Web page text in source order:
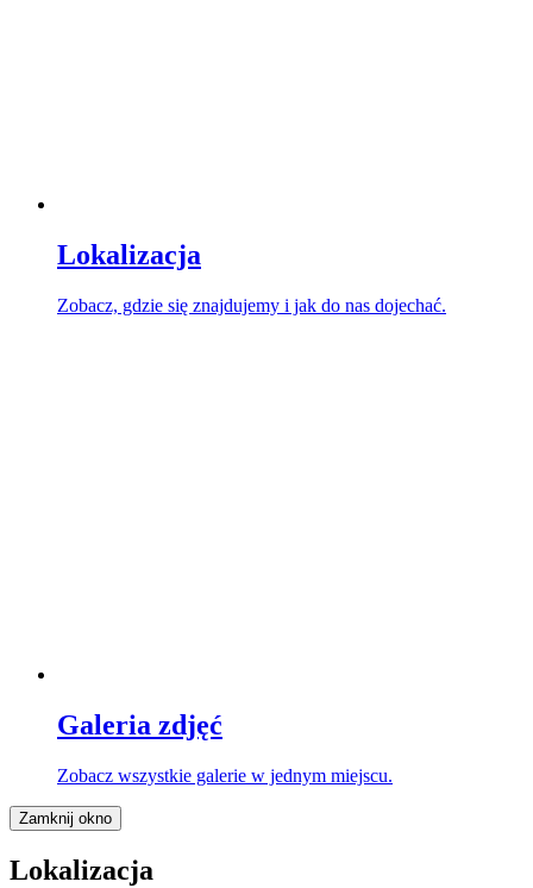
Lokalizacja
Zobacz, gdzie się znajdujemy i jak do nas dojechać.
Galeria zdjęć
Zobacz wszystkie galerie w jednym miejscu.
Zamknij okno
Lokalizacja